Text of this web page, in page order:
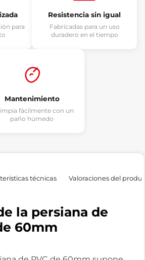
para
Resistencia sin igual
Fabricadas para un uso
duradero en el tiempo
Mantenimiento
fácilmente con un
paño húmedo
técnicas Valoraciones del
la persiana de
60mm